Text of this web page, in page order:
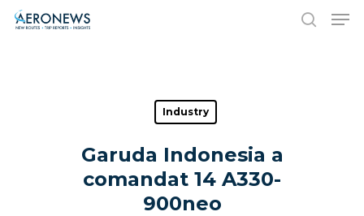
Hit enter to search or ESC to close
Industry
Garuda Indonesia a
comandat 14 A330-
900neo